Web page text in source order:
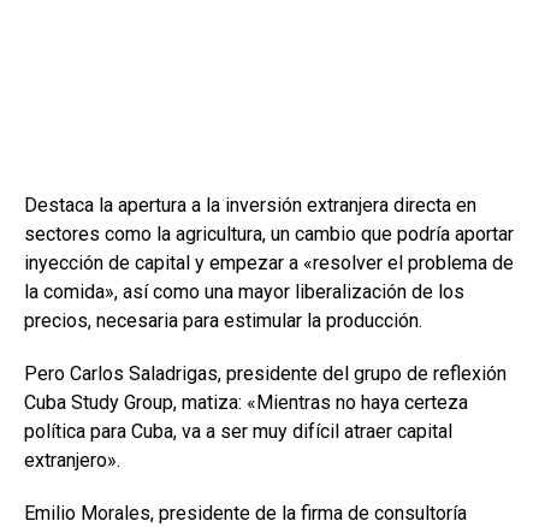
Destaca la apertura a la inversión extranjera directa en
sectores como la agricultura, un cambio que podría aportar
inyección de capital y empezar a «resolver el problema de
la comida», así como una mayor liberalización de los
precios, necesaria para estimular la producción.
Pero Carlos Saladrigas, presidente del grupo de reflexión
Cuba Study Group, matiza: «Mientras no haya certeza
política para Cuba, va a ser muy difícil atraer capital
extranjero».
Emilio Morales, presidente de la firma de consultoría